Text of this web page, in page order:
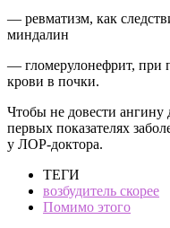
— ревматизм, как
миндалин
— гломерулонефрит, при
крови в почки.
Чтобы не довести
первых показателях
у ЛОР-доктора.
ТЕГИ
возбудитель скорее
Помимо этого